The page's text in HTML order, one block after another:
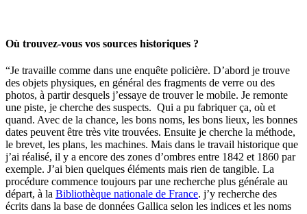
Où trouvez-vous vos sources historiques ?
“Je travaille comme dans une enquête policière. D’abord je trouve
des objets physiques, en général des fragments de verre ou des
photos, à partir desquels j’essaye de trouver le mobile. Je remonte
une piste, je cherche des suspects. Qui a pu fabriquer ça, où et
quand. Avec de la chance, les bons noms, les bons lieux, les bonnes
dates peuvent être très vite trouvées. Ensuite je cherche la méthode,
le brevet, les plans, les machines. Mais dans le travail historique que
j’ai réalisé, il y a encore des zones d’ombres entre 1842 et 1860 par
exemple. J’ai bien quelques éléments mais rien de tangible. La
procédure commence toujours par une recherche plus générale au
départ, à la Bibliothèque nationale de France. j’y recherche des
écrits dans la base de données Gallica selon les indices et les noms